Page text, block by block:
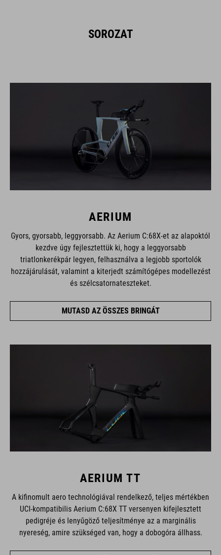
SOROZAT
AERIUM
Gyors, gyorsabb, leggyorsabb. Az Aerium C:68X-et az alapoktól
kezdve úgy fejlesztettük ki, hogy a leggyorsabb
triatlonkerékpár legyen, felhasználva a legjobb sportolók
hozzájárulását, valamint a kiterjedt számítógépes modellezést
és szélcsatornateszteket.
MUTASD AZ ÖSSZES BRINGÁT
AERIUM TT
A kifinomult aero technológiával rendelkező, teljes mértékben
UCI-kompatibilis Aerium C:68X TT versenyen kifejlesztett
pedigréje és lenyűgöző teljesítménye az a marginális
nyereség, amire szükséged van, hogy a dobogóra állhass.